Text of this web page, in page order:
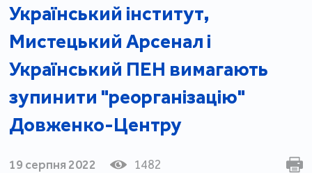
Український інститут,
Мистецький Арсенал і
Український ПЕН вимагають
зупинити "реорганізацію"
Довженко-Центру
19 серпня 2022 1482